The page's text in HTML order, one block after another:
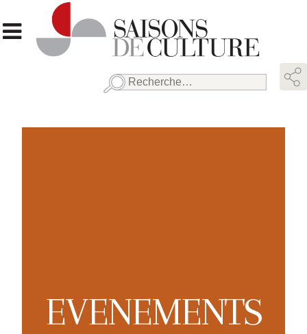
Rechercher :
EVENEMENTS